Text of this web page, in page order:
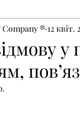
Юридичний
® 12 квіт.